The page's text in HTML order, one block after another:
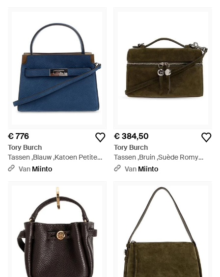
€ 776
Tory Burch
Tassen ,Blauw ,Katoen Petite
Lee Radziwill - Blauw
Van Miinto
€ 384,50
Tory Burch
Tassen ,Bruin ,Suède Romy
Suede Slim Top Handle - Groen
Van Miinto